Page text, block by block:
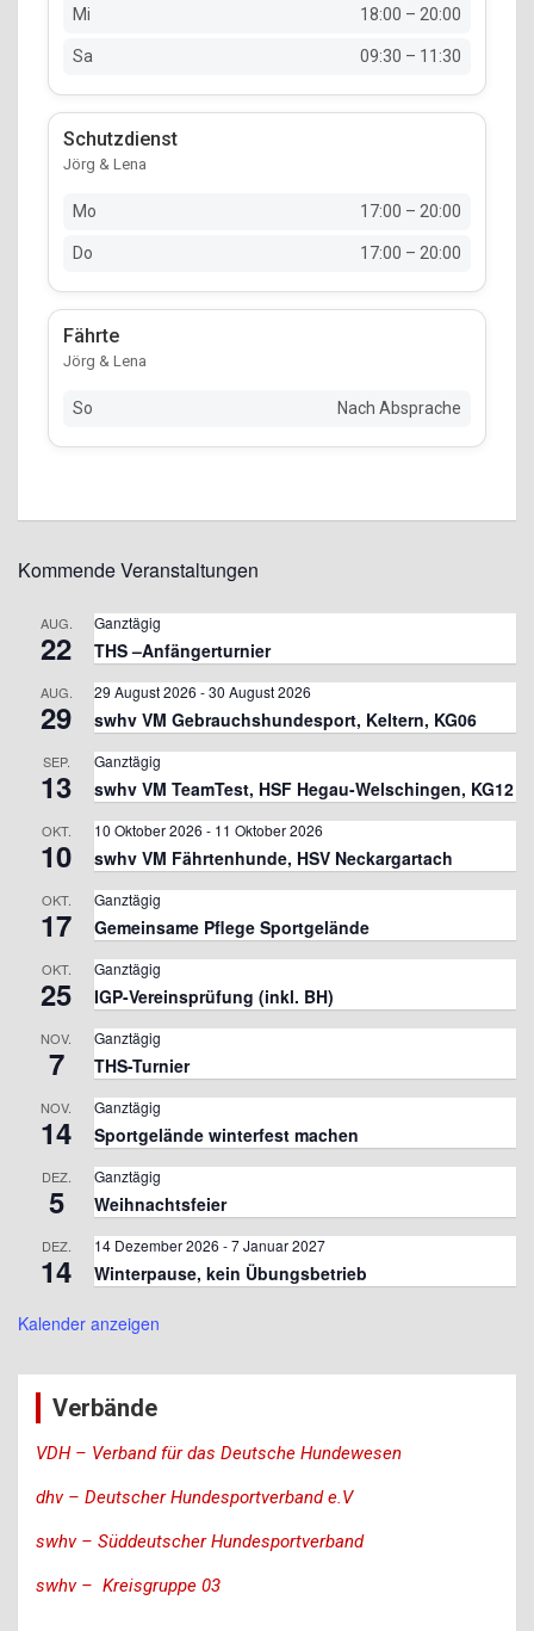
Mi 18:00 – 20:00
Sa 09:30 – 11:30
Schutzdienst
Jörg & Lena
Mo 17:00 – 20:00
Do 17:00 – 20:00
Fährte
Jörg & Lena
So Nach Absprache
Kommende Veranstaltungen
AUG.
22
Ganztägig
THS –Anfängerturnier
AUG.
29
29 August 2026 -30 August 2026
swhv VM Gebrauchshundesport, Keltern, KG06
SEP.
13
Ganztägig
swhv VM TeamTest, HSF Hegau-Welschingen, KG12
OKT.
10
10 Oktober 2026 - 11 Oktober 2026
swhv VM Fährtenhunde, HSV Neckargartach
OKT.
17
Ganztägig
Gemeinsame Pflege Sportgelände
OKT.
25
Ganztägig
IGP-Vereinsprüfung (inkl. BH)
NOV.
7
Ganztägig
THS-Turnier
NOV.
14
Ganztägig
Sportgelände winterfest machen
DEZ.
5
Ganztägig
Weihnachtsfeier
DEZ.
14
14 Dezember 2026 -7 Januar 2027
Winterpause, kein Übungsbetrieb
Kalender anzeigen
Verbände
VDH – Verband für das Deutsche Hundewesen
dhv – Deutscher Hundesportverband e.V
swhv – Süddeutscher Hundesportverband
swhv – Kreisgruppe 03